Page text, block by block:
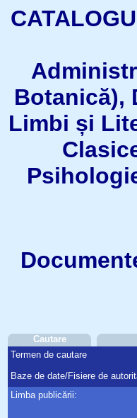
Botanică),
Limbi și
Cautare
Termen de cautare
Baze de date/Fisiere de
Limba publicării: